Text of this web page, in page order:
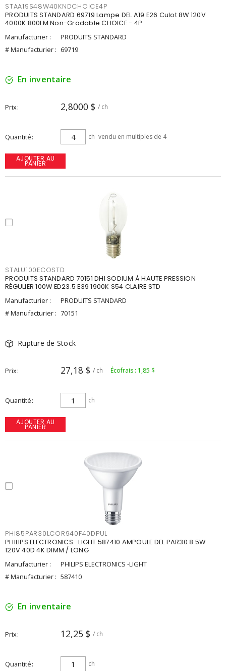
STAA19S48W40KNDCHOICE4P
PRODUITS STANDARD 69719 Lampe DEL A19 E26 Culot 8W 120V
4000K 800LM Non-Gradable CHOICE - 4P
Manufacturier :
PRODUITS STANDARD
# Manufacturier : 69719
En inventaire
Prix 2,8000 $ / ch
Quantité ch vendu en multiples de 4
AJOUTER AU
PANIER
STALU100ECOSTD
PRODUITS STANDARD 70151 DHI SODIUM À HAUTE PRESSION
RÉGULIER 100W ED23.5 E39 1900K S54 CLAIRE STD
Manufacturier :
PRODUITS STANDARD
# Manufacturier : 70151
Rupture de Stock
Prix 27,18 $ / ch Écofrais : 1,85 $
Quantité ch
AJOUTER AU
PANIER
PHI85PAR30LCOR940F40DPUL
PHILIPS ELECTRONICS -LIGHT 587410 AMPOULE DEL PAR30 8.5W
120V 40D 4K DIMM / LONG
Manufacturier :
PHILIPS ELECTRONICS -LIGHT
# Manufacturier : 587410
En inventaire
Prix 12,25 $ / ch
Quantité ch